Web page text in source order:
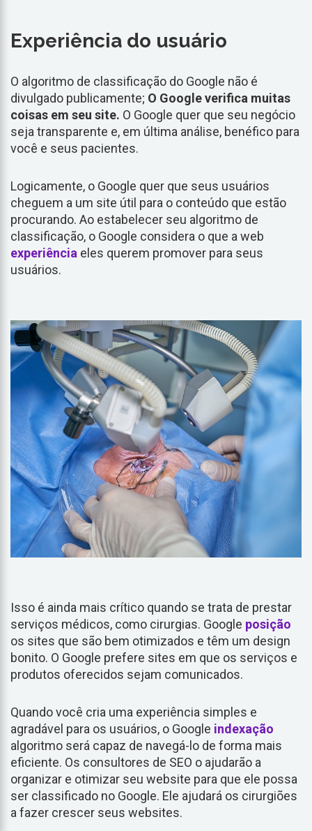
Experiência do usuário
O algoritmo de classificação do Google não é
divulgado publicamente; O Google verifica muitas
coisas em seu site. O Google quer que seu negócio
seja transparente e, em última análise, benéfico para
você e seus pacientes.
Logicamente, o Google quer que seus usuários
cheguem a um site útil para o conteúdo que estão
procurando. Ao estabelecer seu algoritmo de
classificação, o Google considera o que a web
experiência eles querem promover para seus
usuários.
Isso é ainda mais crítico quando se trata de prestar
serviços médicos, como cirurgias. Google posição
os sites que são bem otimizados e têm um design
bonito. O Google prefere sites em que os serviços e
produtos oferecidos sejam comunicados.
Quando você cria uma experiência simples e
agradável para os usuários, o Google indexação
algoritmo será capaz de navegá-lo de forma mais
eficiente. Os consultores de SEO o ajudarão a
organizar e otimizar seu website para que ele possa
ser classificado no Google. Ele ajudará os cirurgiões
a fazer crescer seus websites.